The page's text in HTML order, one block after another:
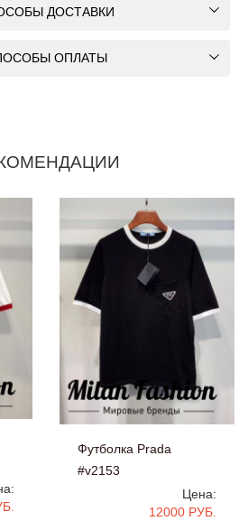
ДОСТАВКИ
ОПЛАТЫ
Футболка Prada
#v2153
Цена:
12000 РУБ.